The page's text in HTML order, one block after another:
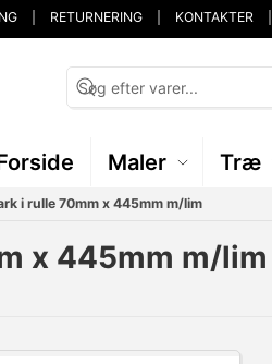
RETURNERING KONTAKTER
Maler Træ
i rulle 70mm x 445mm m/lim
x 445mm m/lim